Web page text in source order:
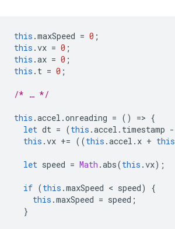
this .maxSpeed = 0 ;
this .vx = 0 ;
this .ax = 0 ;
this . t = 0 ;
/* … */
this .accel .onreading = () => {
let dt = (this .accel . timestamp -
this .vx += ((this .accel . x + this
let speed = Math .abs(this .vx);
if (this .maxSpeed < speed)
{
this .maxSpeed = speed ;
}